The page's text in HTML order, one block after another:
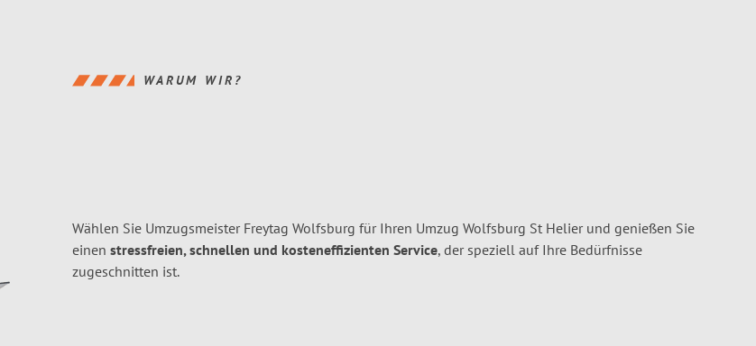
WARUM WIR?
Wählen Sie Umzugsmeister Freytag Wolfsburg für Ihren Umzug Wolfsburg St Helier und genießen Sie
einen stressfreien, schnellen und kosteneffizienten Service, der speziell auf Ihre Bedürfnisse
zugeschnitten ist.